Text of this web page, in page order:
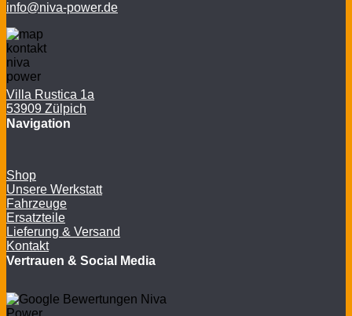
info@niva-power.de
Villa Rustica 1a
53909 Zülpich
Navigation
Shop
Unsere Werkstatt
Fahrzeuge
Ersatzteile
Lieferung & Versand
Kontakt
Vertrauen & Social Media